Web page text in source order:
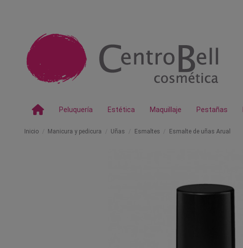
Peluquería Estética Maquillaje Pestañas
Inicio Manicura y pedicura Uñas Esmaltes Esmalte de uñas Arual